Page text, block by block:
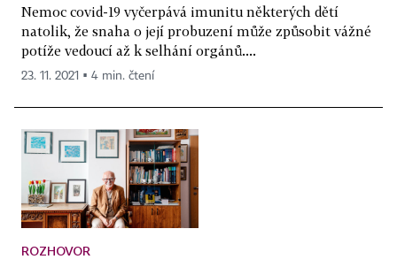
Nemoc covid-19 vyčerpává imunitu některých dětí
natolik, že snaha o její probuzení může způsobit vážné
potíže vedoucí až k selhání orgánů....
23. 11. 2021 ▪ 4 min. čtení
ROZHOVOR